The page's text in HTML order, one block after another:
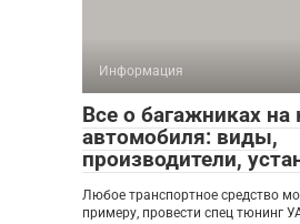
Информация
Все о багажниках
автомобиля: виды,
производители,
Любое транспортное средство
примеру, провести спец тюнинг